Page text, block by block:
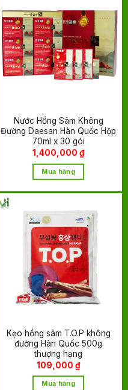
Nước Hồng Sâm Không
Đường Daesan Hàn Quốc Hộp
70ml x 30 gói
1,400,000 ₫
Mua hàng
Kẹo hồng sâm T.O.P không
đường Hàn Quốc 500g
thượng hạng
109,000 ₫
Mua hàng